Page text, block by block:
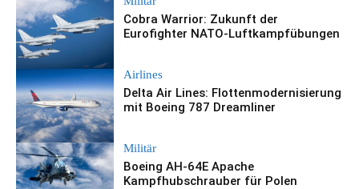
Cobra Warrior: Zukunft der
Eurofighter NATO-Luftkampfübungen
Airlines
Delta Air Lines: Flottenmodernisierung
mit Boeing 787 Dreamliner
Militär
Boeing AH-64E Apache
Kampfhubschrauber für Polen